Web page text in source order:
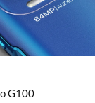
G100